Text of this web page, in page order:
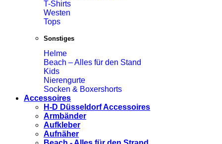
T-Shirts
Westen
Tops
Sonstiges
Helme
Beach – Alles für den Stand
Kids
Nierengurte
Socken & Boxershorts
Accessoires
H-D Düsseldorf Accessoires
Armbänder
Aufkleber
Aufnäher